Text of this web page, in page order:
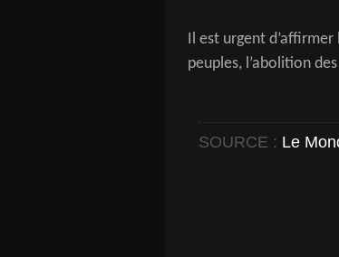
Il est urgent
peuples, l’abolition
SOURCE : Le